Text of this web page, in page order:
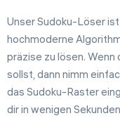
Unser Sudoku-Löser
hochmoderne
präzise zu lösen.
sollst, dann nimm
das Sudoku-Raster
dir in wenigen